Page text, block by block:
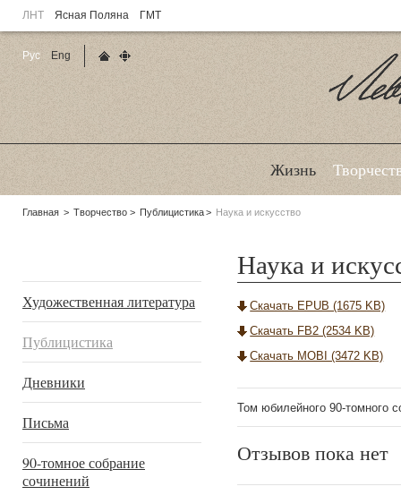
ЛНТ Ясная Поляна ГМТ
Жизнь
Родительские
Главная Творчество Публицистика Наука и искусство
Художественная литература
Публицистика
Дневники
Письма
90-томное собрание
сочинений
Наука и
Скачать EPUB (1675 KB)
Скачать FB2 (2534 KB)
Скачать MOBI (3472 KB)
Том юбилейного 90-томного
Отзывов пока нет
Рус
Eng